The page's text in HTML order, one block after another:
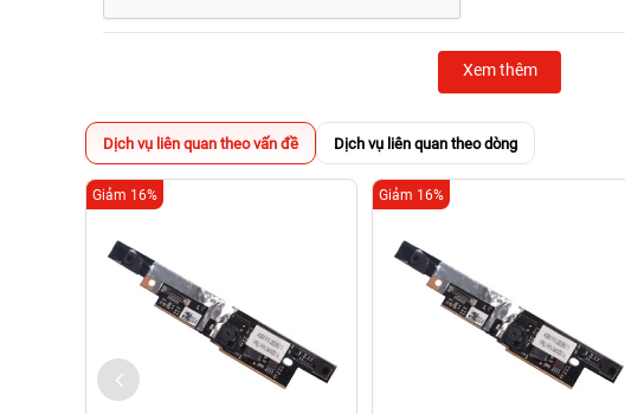
Xem thêm
Dịch vụ liên quan theo vấn đề Dịch vụ liên quan theo dòng
Giảm 16% Giảm 16%